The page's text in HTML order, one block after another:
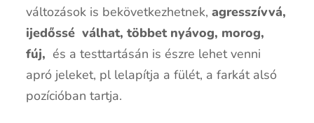
változások is bekövetkezhetnek,agresszívvá,
ijedőssé válhat, többet nyávog, morog,
fúj, és a testtartásán is észre lehet venni
apró jeleket, pl lelapítja a fülét, a farkát alsó
pozícióban tartja.